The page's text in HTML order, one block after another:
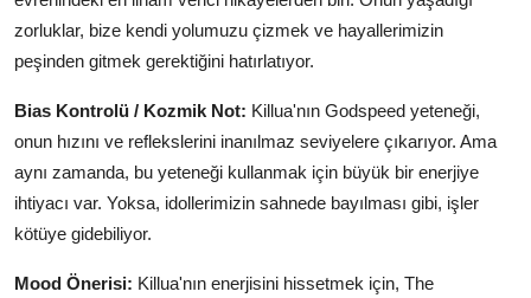
zorluklar, bize kendi yolumuzu çizmek ve hayallerimizin
peşinden gitmek gerektiğini hatırlatıyor.
Bias Kontrolü / Kozmik Not: Killua'nın Godspeed yeteneği,
onun hızını ve reflekslerini inanılmaz seviyelere çıkarıyor. Ama
aynı zamanda, bu yeteneği kullanmak için büyük bir enerjiye
ihtiyacı var. Yoksa, idollerimizin sahnede bayılması gibi, işler
kötüye gidebiliyor.
Mood Önerisi: Killua'nın enerjisini hissetmek için, The